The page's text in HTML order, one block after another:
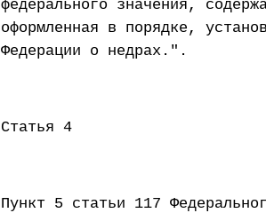
федерального значения,
оформленная в порядке,
Федерации о недрах.".
Статья 4
Пункт 5 статьи 117